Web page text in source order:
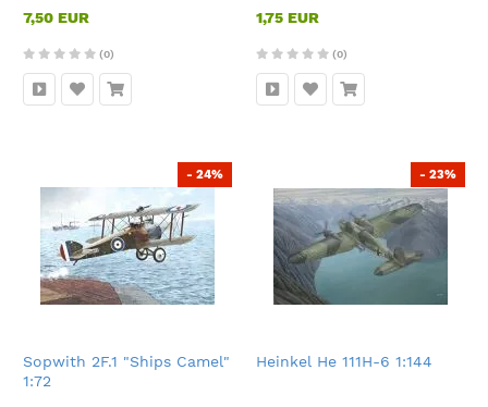
7,50 EUR
(0)
1,75 EUR
(0)
Sopwith 2F.1 "Ships Camel"
1:72
- 24%
Heinkel He 111H-6 1:144
- 23%